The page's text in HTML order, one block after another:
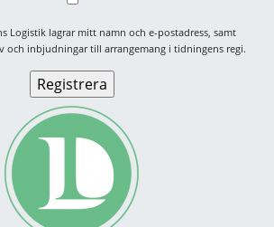
Logistik lagrar mitt namn och e-postadress, samt
och inbjudningar till arrangemang i tidningens regi.